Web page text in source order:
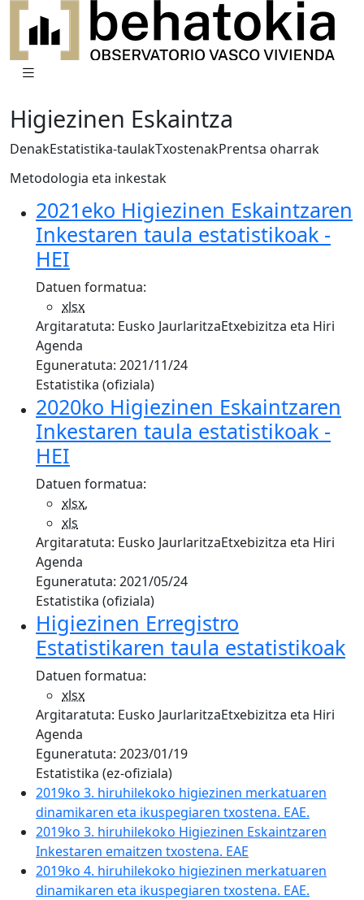
Higiezinen Eskaintza
DenakEstatistika-taulakTxostenakPrentsa oharrak
Metodologia eta inkestak
2021eko Higiezinen Eskaintzaren
Inkestaren taula estatistikoak -
HEI
Datuen formatua:
xlsx
Argitaratuta: Eusko JaurlaritzaEtxebizitza eta Hiri
Agenda
Eguneratuta: 2021/11/24
Estatistika (ofiziala)
2020ko Higiezinen Eskaintzaren
Inkestaren taula estatistikoak -
HEI
Datuen formatua:
xlsx,
xls
Argitaratuta: Eusko JaurlaritzaEtxebizitza eta Hiri
Agenda
Eguneratuta: 2021/05/24
Estatistika (ofiziala)
Higiezinen Erregistro
Estatistikaren taula estatistikoak
Datuen formatua:
xlsx
Argitaratuta: Eusko JaurlaritzaEtxebizitza eta Hiri
Agenda
Eguneratuta: 2023/01/19
Estatistika (ez-ofiziala)
2019ko 3. hiruhilekoko higiezinen merkatuaren
dinamikaren eta ikuspegiaren txostena. EAE.
2019ko 3. hiruhilekoko Higiezinen Eskaintzaren
Inkestaren emaitzen txostena. EAE
2019ko 4. hiruhilekoko higiezinen merkatuaren
dinamikaren eta ikuspegiaren txostena. EAE.